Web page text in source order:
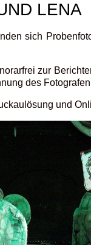
LENA
sich
zur
des
und